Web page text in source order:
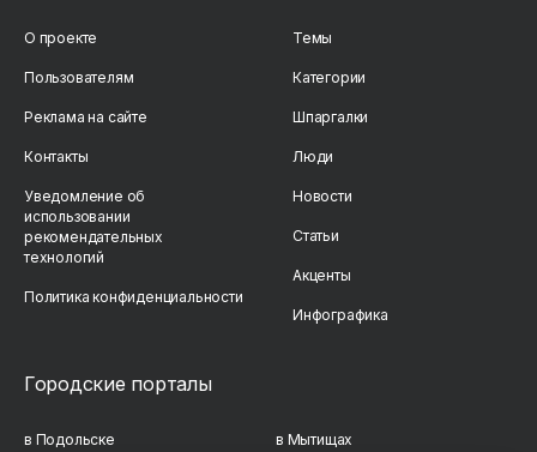
О проекте
Пользователям
Реклама на сайте
Контакты
Уведомление об
использовании
рекомендательных
технологий
Политика конфиденциальности
Темы
Категории
Шпаргалки
Люди
Новости
Статьи
Акценты
Инфографика
Городские порталы
в Подольске в Мытищах